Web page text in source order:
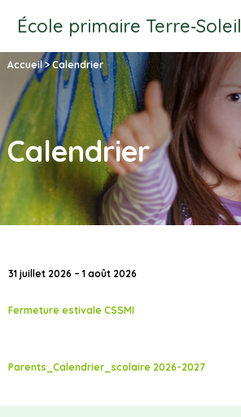
École primaire Terre‑Soleil
Accueil>Calendrier
Calendrier
31 juillet 2026 – 1 août 2026
Fermeture estivale CSSMI
Parents_Calendrier_scolaire 2026-2027